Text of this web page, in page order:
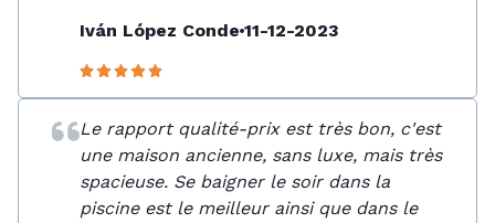
Iván López Conde 11-12-2023
Le rapport qualité-prix est très bon, c'est
une maison ancienne, sans luxe, mais très
spacieuse. Se baigner le soir dans la
piscine est le meilleur ainsi que dans le